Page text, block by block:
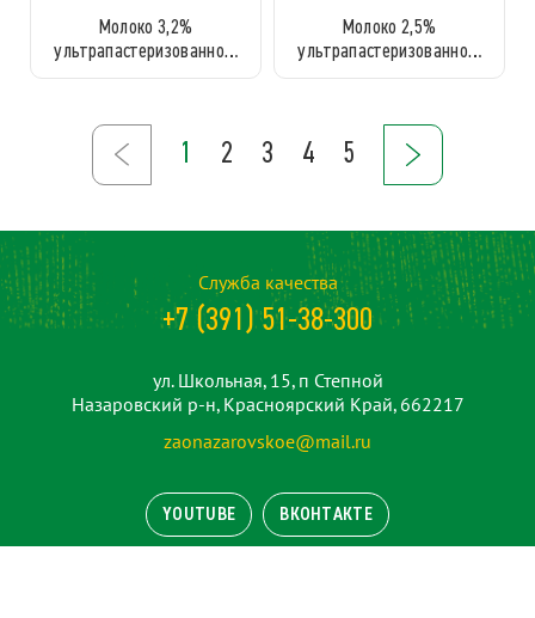
Молоко 3,2%
ультрапастеризованное,
1л
Молоко 2,5%
ультрапастеризованное,
1л
1 2 3 4 5
Служба качества
+7 (391) 51-38-300
ул. Школьная, 15, п Степной
Назаровский р-н, Красноярский Край, 662217
zaonazarovskoe@mail.ru
ВКОНТАКТЕ
YOUTUBE